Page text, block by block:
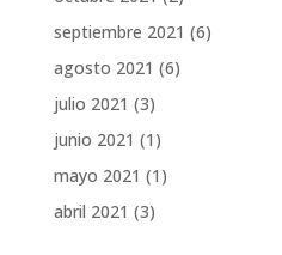
septiembre 2021 (6)
agosto 2021 (6)
julio 2021 (3)
junio 2021 (1)
mayo 2021 (1)
abril 2021 (3)